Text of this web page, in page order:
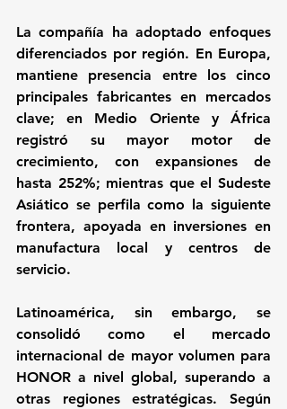
La compañía ha adoptado enfoques
diferenciados por región. En Europa,
mantiene presencia entre los cinco
principales fabricantes en mercados
clave; en Medio Oriente y África
registró su mayor motor de
crecimiento, con expansiones de
hasta 252%; mientras que el Sudeste
Asiático se perfila como la siguiente
frontera, apoyada en inversiones en
manufactura local y centros de
servicio.
Latinoamérica, sin embargo, se
consolidó como el mercado
internacional de mayor volumen para
HONOR a nivel global, superando a
otras regiones estratégicas. Según